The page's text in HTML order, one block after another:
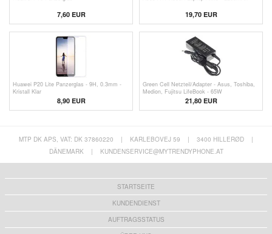
7,60EUR 19,70EUR
Huawei P20 Lite Panzerglas - 9H, 0.3mm -
Kristall Klar
8,90 EUR
Green Cell Netzteil/Adapter - Asus, Toshiba,
Medion, Fujitsu LifeBook - 65W
21,80 EUR
MTP DK APS, VAT: DK 37860220 | KARLEBOVEJ 59 | 3400 HILLERØD
|
DÄNEMARK
| KUNDENSERVICE@MYTRENDYPHONE.AT
STARTSEITE
KUNDENDIENST
AUFTRAGSSTATUS